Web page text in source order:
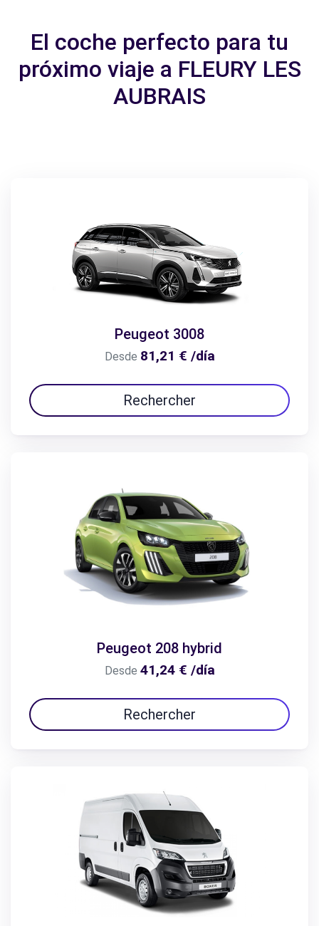
El coche perfecto para tu
próximo viaje a FLEURY LES
AUBRAIS
Peugeot 3008
Desde 81,21 € /día
Rechercher
Peugeot 208 hybrid
Desde 41,24 € /día
Rechercher